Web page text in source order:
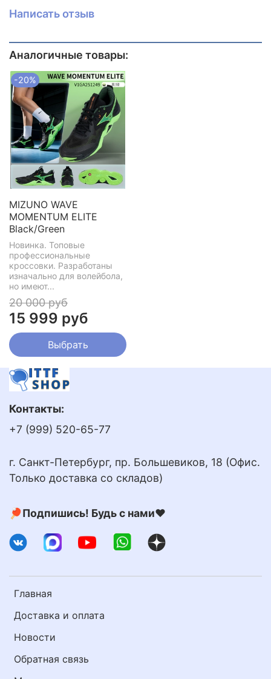
Написать отзыв
Аналогичные товары:
-20%
MIZUNO WAVE
MOMENTUM ELITE
Black/Green
Новинка. Топовые
профессиональные
кроссовки. Разработаны
изначально для волейбола,
но имеют...
20 000 руб
15 999 руб
Выбрать
Главная
Доставка и оплата
Новости
Обратная связь
Контакты:
+7 (999) 520-65-77
г. Санкт-Петербург, пр. Большевиков, 18 (Офис.
Только доставка со складов)
🏓Подпишись! Будь с нами❤️